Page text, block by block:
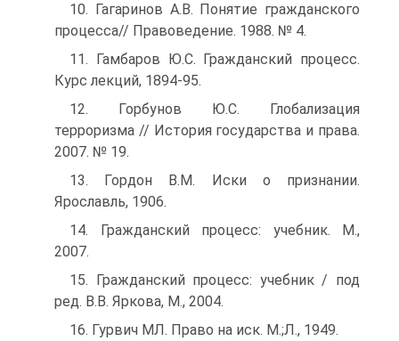
10. Гагаринов А.В. Понятие гражданского
процесса// Правоведение. 1988. № 4.
11. Гамбаров Ю.С. Гражданский процесс.
Курс лекций, 1894-95.
12. Горбунов Ю.С. Глобализация
терроризма // История государства и права.
2007. № 19.
13. Гордон В.М. Иски о признании.
Ярославль, 1906.
14. Гражданский процесс: учебник. М.,
2007.
15. Гражданский процесс: учебник / под
ред. В.В. Яркова, М., 2004.
16. Гурвич МЛ. Право на иск. М.;Л., 1949.